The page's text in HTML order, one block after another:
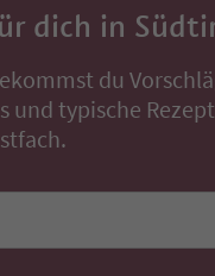
dich in
du
und typische